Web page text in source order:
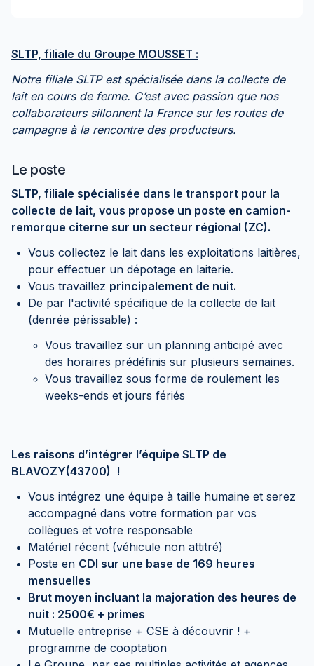
SLTP, filiale du Groupe MOUSSET :
Notre filiale SLTP est spécialisée dans la collecte de
lait en cours de ferme. C’est avec passion que nos
collaborateurs sillonnent la France sur les routes de
campagne à la rencontre des producteurs.
Le poste
SLTP, filiale spécialisée dans le transport pour la
collecte de lait, vous propose un poste en camion-
remorque citerne sur un secteur régional (ZC).
Vous collectez le lait dans les exploitations laitières,
pour effectuer un dépotage en laiterie.
Vous travaillez principalement de nuit.
De par l'activité spécifique de la collecte de lait
(denrée périssable) :
Vous travaillez sur un planning anticipé avec
des horaires prédéfinis sur plusieurs semaines.
Vous travaillez sous forme de roulement les
weeks-ends et jours fériés
Les raisons d’intégrer l’équipe SLTP de
BLAVOZY(43700) !
Vous intégrez une équipe à taille humaine et serez
accompagné dans votre formation par vos
collègues et votre responsable
Matériel récent (véhicule non attitré)
Poste en CDI sur une base de 169 heures
mensuelles
Brut moyen incluant la majoration des heures de
nuit : 2500€ + primes
Mutuelle entreprise + CSE à découvrir ! +
programme de cooptation